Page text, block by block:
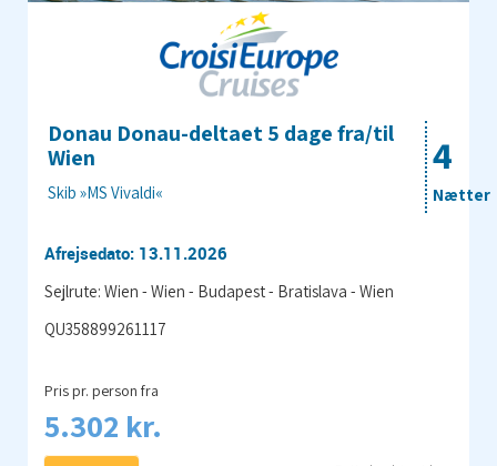
4
Nætter
Donau Donau-deltaet 5 dage fra/til
Wien
Skib »MS Vivaldi«
Afrejsedato: 13.11.2026
Sejlrute: Wien - Wien - Budapest - Bratislava - Wien
QU358899261117
Pris pr. person fra
5.302 kr.